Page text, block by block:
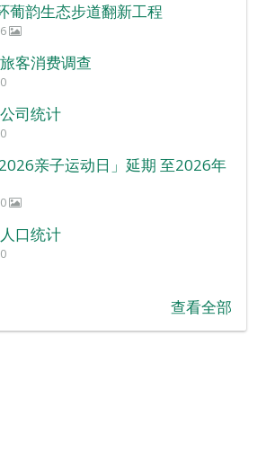
葡韵生态步道翻新工程
客消费调查
司统计
亲子运动日」延期 至2026年
口统计
查看全部